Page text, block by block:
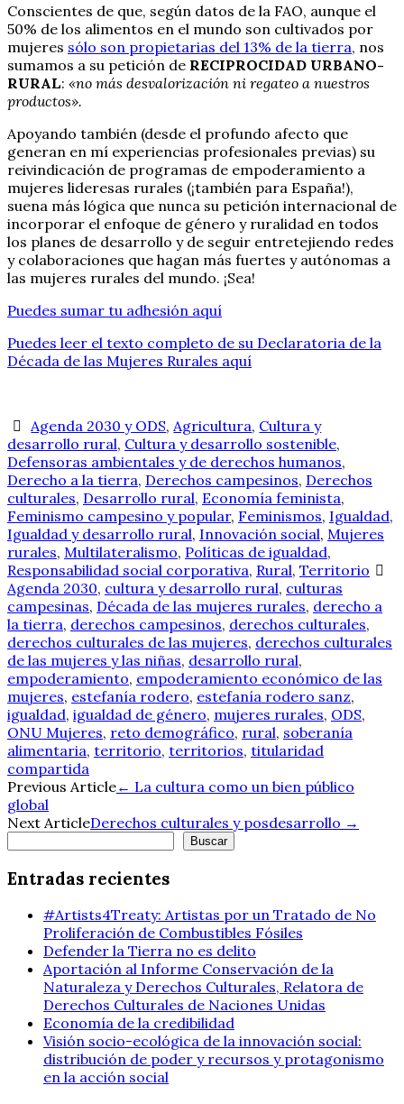
Conscientes de que, según datos de la FAO, aunque el
50% de los alimentos en el mundo son cultivados por
mujeres sólo son propietarias del 13% de la tierra, nos
sumamos a su petición de RECIPROCIDAD URBANO-
RURAL: «no más desvalorización ni regateo a nuestros
productos».
Apoyando también (desde el profundo afecto que
generan en mí experiencias profesionales previas) su
reivindicación de programas de empoderamiento a
mujeres lideresas rurales (¡también para España!),
suena más lógica que nunca su petición internacional de
incorporar el enfoque de género y ruralidad en todos
los planes de desarrollo y de seguir entretejiendo redes
y colaboraciones que hagan más fuertes y autónomas a
las mujeres rurales del mundo. ¡Sea!
Puedes sumar tu adhesión aquí
Puedes leer el texto completo de su Declaratoria de la
Década de las Mujeres Rurales aquí
Agenda 2030 y ODS, Agricultura, Cultura y
desarrollo rural, Cultura y desarrollo sostenible,
Defensoras ambientales y de derechos humanos,
Derecho a la tierra, Derechos campesinos, Derechos
culturales, Desarrollo rural, Economía feminista,
Feminismo campesino y popular, Feminismos, Igualdad,
Igualdad y desarrollo rural, Innovación social, Mujeres
rurales, Multilateralismo, Políticas de igualdad,
Responsabilidad social corporativa, Rural, Territorio
Agenda 2030, cultura y desarrollo rural, culturas
campesinas, Década de las mujeres rurales, derecho a
la tierra, derechos campesinos, derechos culturales,
derechos culturales de las mujeres, derechos culturales
de las mujeres y las niñas, desarrollo rural,
empoderamiento, empoderamiento económico de las
mujeres, estefanía rodero, estefanía rodero sanz,
igualdad, igualdad de género, mujeres rurales, ODS,
ONU Mujeres, reto demográfico, rural, soberanía
alimentaria, territorio, territorios, titularidad
compartida
Navegación
de
entradas
Previous Article← La cultura como un bien público
global
Next ArticleDerechos culturales y posdesarrollo →
Buscar
Entradas recientes
#Artists4Treaty: Artistas por un Tratado de No
Proliferación de Combustibles Fósiles
Defender la Tierra no es delito
Aportación al Informe Conservación de la
Naturaleza y Derechos Culturales, Relatora de
Derechos Culturales de Naciones Unidas
Economía de la credibilidad
Visión socio-ecológica de la innovación social:
distribución de poder y recursos y protagonismo
en la acción social